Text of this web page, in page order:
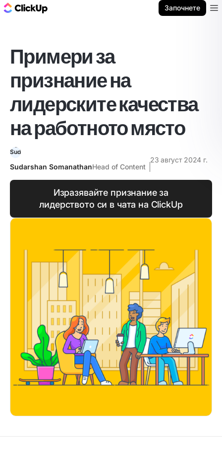
Започнете
Примери за
признание на
лидерските качества
на работното място
Sudarshan SomanathanHead of Content
23 август 2024 г.
Изразявайте признание за
лидерството си в чата на ClickUp